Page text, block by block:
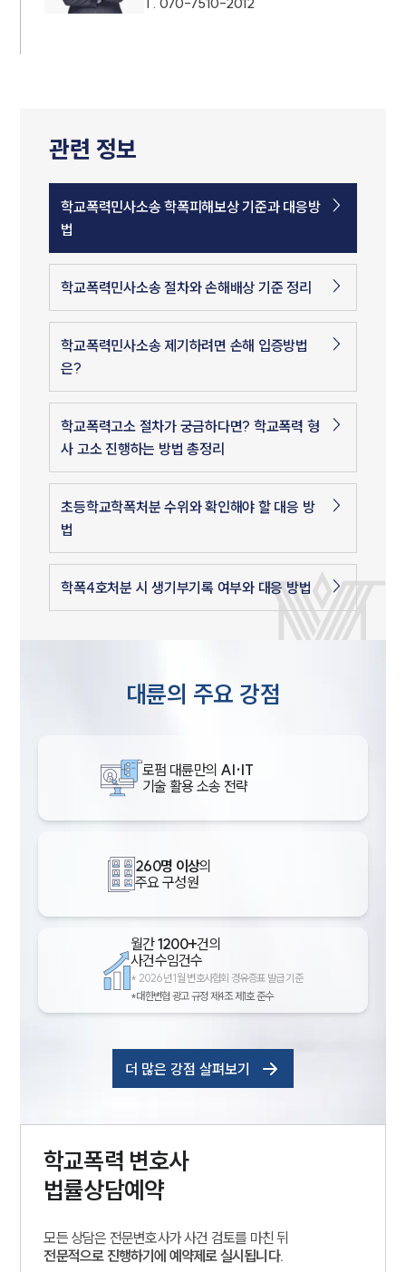
T. 070-7510-2012
관련 정보
학교폭력민사소송 학폭피해보상 기준과 대응방
법
학교폭력민사소송 절차와 손해배상 기준 정리
학교폭력민사소송 제기하려면 손해 입증방법
은?
학교폭력고소 절차가 궁금하다면? 학교폭력 형
사 고소 진행하는 방법 총정리
초등학교학폭처분 수위와 확인해야 할 대응 방
법
학폭4호처분 시 생기부기록 여부와 대응 방법
대륜의 주요 강점
로펌 대륜만의 AI·IT
기술 활용 소송 전략
260명 이상의
주요 구성원
월간1200+건의
사건수임건수
* 2026년 1월 변호사협회 경유증표 발급 기준
*대한변협 광고 규정 제4조 제1호 준수
더 많은 강점 살펴보기
학교폭력 변호사
법률상담예약
모든 상담은 전문변호사가 사건 검토를 마친 뒤
전문적으로 진행하기에 예약제로 실시됩니다.